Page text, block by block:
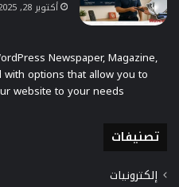
أكتوبر 28, 2025
Newspaper, Magazine,
with options that allow you to
website to your needs.
تصنيفات
إلكترونيات